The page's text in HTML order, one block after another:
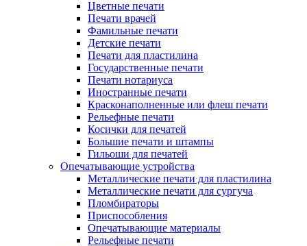
Цветные печати
Печати врачей
Фамильные печати
Детские печати
Печати для пластилина
Государственные печати
Печати нотариуса
Иностранные печати
Красконаполненные или флеш печати
Рельефные печати
Косички для печатей
Большие печати и штампы
Гильоши для печатей
Опечатывающие устройства
Металлические печати для пластилина
Металлические печати для сургуча
Пломбираторы
Приспособления
Опечатывающие материалы
Рельефные печати